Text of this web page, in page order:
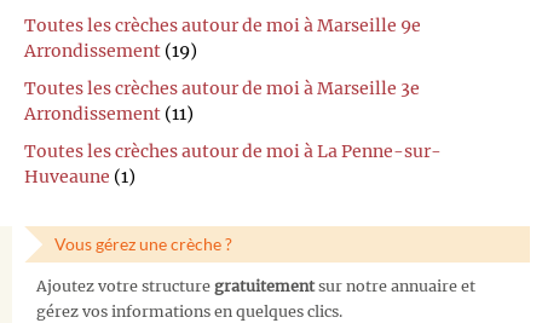
Toutes les crèches autour de moi à Marseille 9e
Arrondissement (19)
Toutes les crèches autour de moi à Marseille 3e
Arrondissement (11)
Toutes les crèches autour de moi à La Penne-sur-
Huveaune (1)
Vous gérez une crèche ?
Ajoutez votre structure gratuitementsur notre annuaire et
gérez vos informations en quelques clics.